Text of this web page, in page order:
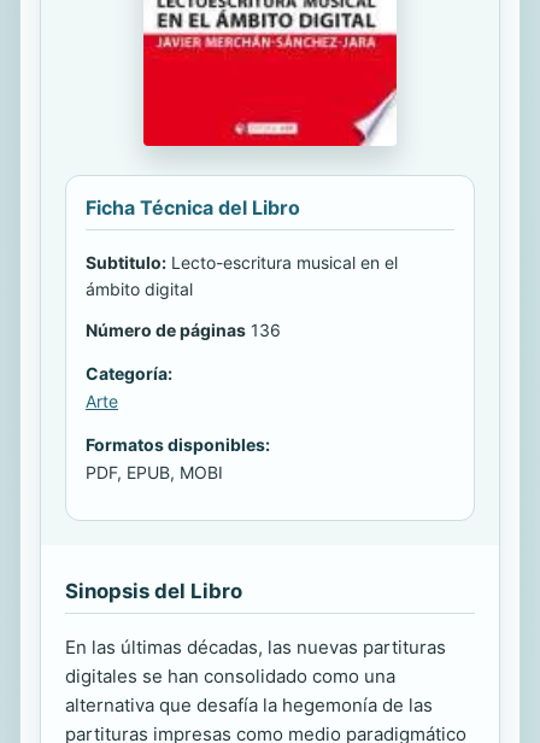
Ficha Técnica del Libro
Subtitulo: Lecto-escritura musical en el
ámbito digital
Número de páginas 136
Categoría:
Arte
Formatos disponibles:
PDF, EPUB, MOBI
Sinopsis del Libro
En las últimas décadas, las nuevas partituras
digitales se han consolidado como una
alternativa que desafía la hegemonía de las
partituras impresas como medio paradigmático